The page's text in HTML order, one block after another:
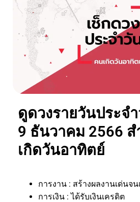
ดูดวงรายวันประจ
9 ธันวาคม 2566
เกิดวันอาทิตย์
การงาน : สร้างผลงานเด่นจน
การเงิน : ได้รับเงินเครดิต